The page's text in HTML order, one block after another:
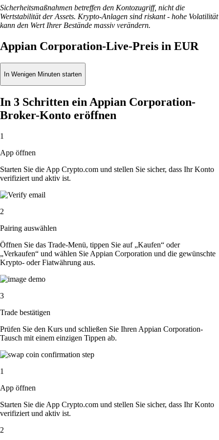
Sicherheitsmaßnahmen betreffen den Kontozugriff, nicht die
Wertstabilität der Assets. Krypto-Anlagen sind riskant - hohe Volatilität
kann den Wert Ihrer Bestände massiv verändern.
Appian Corporation-Live-Preis in EUR
In Wenigen Minuten starten
In 3 Schritten ein Appian Corporation-
Broker-Konto eröffnen
1
App öffnen
Starten Sie die App Crypto.com und stellen Sie sicher, dass Ihr Konto
verifiziert und aktiv ist.
2
Pairing auswählen
Öffnen Sie das Trade-Menü, tippen Sie auf „Kaufen“ oder
„Verkaufen“ und wählen Sie Appian Corporation und die gewünschte
Krypto- oder Fiatwährung aus.
3
Trade bestätigen
Prüfen Sie den Kurs und schließen Sie Ihren Appian Corporation-
Tausch mit einem einzigen Tippen ab.
1
App öffnen
Starten Sie die App Crypto.com und stellen Sie sicher, dass Ihr Konto
verifiziert und aktiv ist.
2